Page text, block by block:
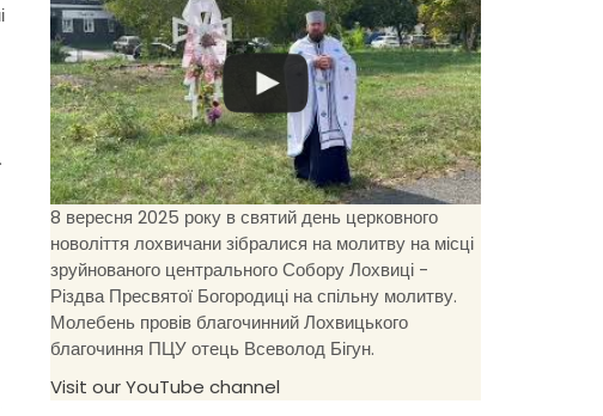
8 вересня 2025 року в святий день церковного
новоліття лохвичани зібралися на молитву на місці
зруйнованого центрального Собору Лохвиці -
Різдва Пресвятої Богородиці на спільну молитву.
Молебень провів благочинний Лохвицького
благочиння ПЦУ отець Всеволод Бігун.
Visit our YouTube channel